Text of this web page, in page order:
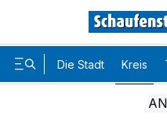
Die Stadt Kreis